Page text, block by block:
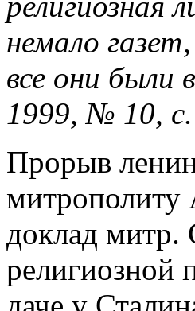
немало
все они были
1999, № 10,
Прорыв
митрополиту
доклад
религиозной